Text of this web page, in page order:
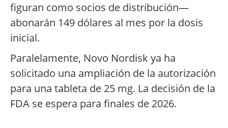
figuran como socios de distribución—
abonarán 149 dólares al mes por la dosis
inicial.
Paralelamente, Novo Nordisk ya ha
solicitado una ampliación de la autorización
para una tableta de 25 mg. La decisión de la
FDA se espera para finales de 2026.